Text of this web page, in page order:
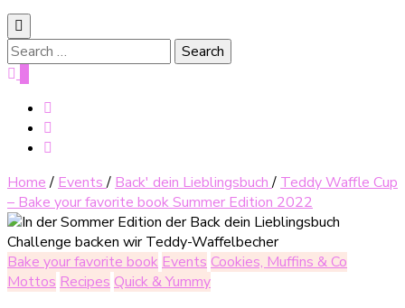
Search
for:
Home / Events/ Back' dein Lieblingsbuch/ Teddy Waffle Cup
– Bake your favorite book Summer Edition 2022
Bake your favorite book Events Cookies, Muffins & Co
Mottos Recipes Quick & Yummy